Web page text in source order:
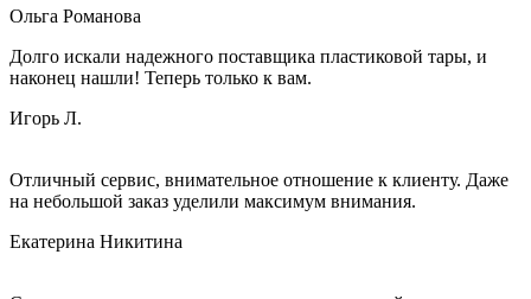
Ольга Романова
Долго искали надежного поставщика пластиковой тары, и
наконец нашли! Теперь только к вам.
Игорь Л.
Отличный сервис, внимательное отношение к клиенту. Даже
на небольшой заказ уделили максимум внимания.
Екатерина Никитина